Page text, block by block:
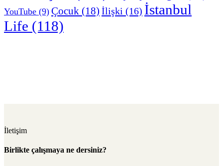
YouTube (9) Çocuk (18) İlişki (16) İstanbul
Life (118)
İletişim
Birlikte çalışmaya ne dersiniz?